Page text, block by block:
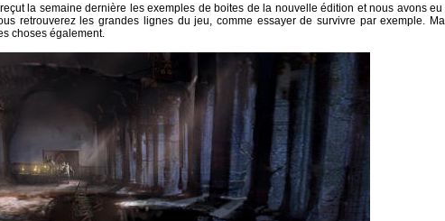
la semaine dernière les exemples de boites de la nouvelle édition et nous avons
retrouverez les grandes lignes du jeu, comme essayer de survivre par exemple.
choses également.